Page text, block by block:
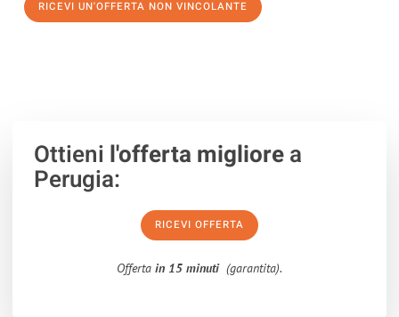
RICEVI UN'OFFERTA NON VINCOLANTE
Ottieni l'offerta migliorea
Perugia:
RICEVI OFFERTA
Offerta in 15 minuti (garantita).